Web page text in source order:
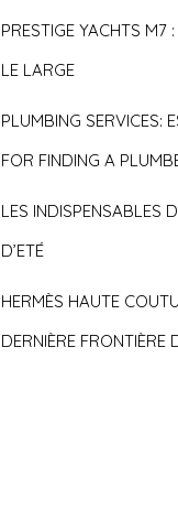
PRESTIGE YACHTS M7
LE LARGE
PLUMBING SERVICES:
FOR FINDING A
LES INDISPENSABLES
D’ETÉ
HERMÈS HAUTE
DERNIÈRE FRONTIÈRE